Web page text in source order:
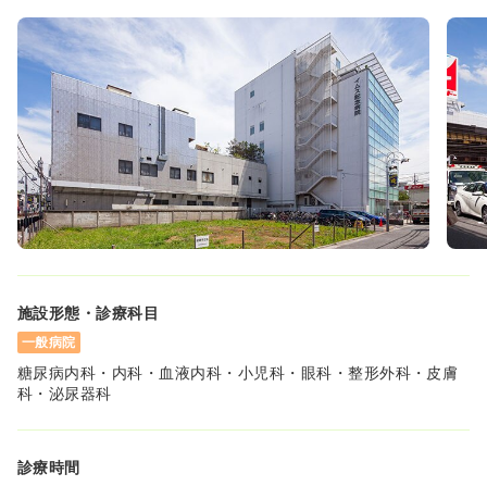
日祝休み
4週8休以上
気になる 詳細を見る
2交代（常勤） 一時募集休止
給与 30.5万円〜/月 賞与2回
※一例
時間 8:30～17:30（休憩60分）
日祝休み
4週8休以上 月給30万円以上可
気になる
時間 8:30～17:30
施設形態・診療科目
一般病院
糖尿病内科・内科・血液内科・小児科・眼科・整形外科・皮膚
科・泌尿器科
診療時間